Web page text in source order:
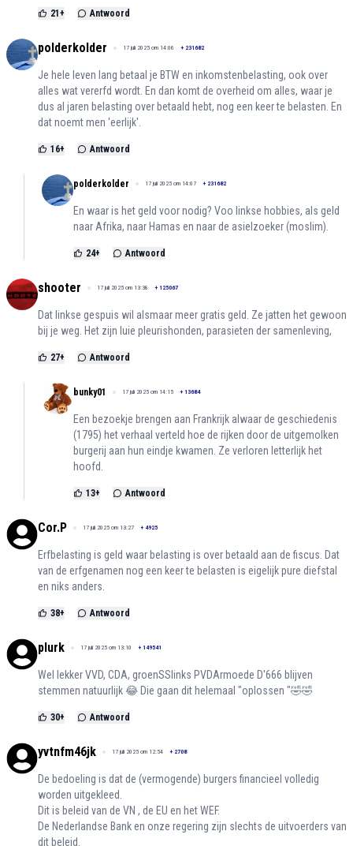
21 + Antwoord
polderkolder 17 juli 2025 om 14:06 + 231682
Je hele leven lang betaal je BTW en inkomstenbelasting, ook over
alles wat vererfd wordt. En dan komt de overheid om alles, waar je
dus al jaren belasting over betaald hebt, nog een keer te belasten. En
dat noemt men 'eerlijk'.
16+ Antwoord
polderkolder 17 juli 2025 om 14:07 + 231682
En waar is het geld voor nodig? Voo linkse hobbies, als geld
naar Afrika, naar Hamas en naar de asielzoeker (moslim).
24+ Antwoord
shooter 17 juli 2025 om 13:38 + 125067
Dat linkse gespuis wil alsmaar meer gratis geld. Ze jatten het gewoon
bij je weg. Het zijn luie pleurishonden, parasieten der samenleving,
27+ Antwoord
bunky01 17 juli 2025 om 14:15 + 13684
Een bezoekje brengen aan Frankrijk alwaar de geschiedenis
(1795) het verhaal verteld hoe de rijken door de uitgemolken
burgerij aan hun eindje kwamen. Ze verloren letterlijk het
hoofd.
13+ Antwoord
Cor.P 17 juli 2025 om 13:27 + 4925
Erfbelasting is geld waar belasting is over betaald aan de fiscus. Dat
van de erfgenamen nog een keer te belasten is eigelijk pure diefstal
en niks anders.
38+ Antwoord
plurk 17 juli 2025 om 13:10 + 149541
Wel lekker VVD, CDA, groenSSlinks PVDArmoede D'666 blijven
stemmen natuurlijk 😂 Die gaan dit helemaal "oplossen "🤣🤣
30+ Antwoord
yvtnfm46jk 17 juli 2025 om 12:54 + 2708
De bedoeling is dat de (vermogende) burgers financieel volledig
worden uitgekleed.
Dit is beleid van de VN , de EU en het WEF.
De Nederlandse Bank en onze regering zijn slechts de uitvoerders van
dit beleid.